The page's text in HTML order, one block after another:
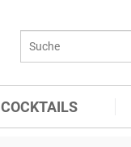
COCKTAILS